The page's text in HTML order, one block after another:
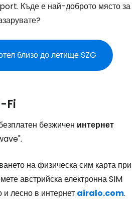
Къде е най-доброто място за
близо до летище SZG
Fi
безжичен интернет
на физическа сим карта при
австрийска електронна SIM
и лесно в интернет airalo.com.